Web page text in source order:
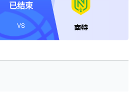
南特
已结束
VS